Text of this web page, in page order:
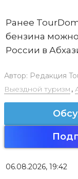
Ранее
бензина можно
России в
Автор: Редакция
Выездной туризм ,
06.08.2026, 19:42